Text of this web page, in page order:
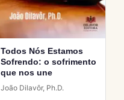
Todos Nós Estamos
Sofrendo: o sofrimento
que nos une
João Dilavôr, Ph.D.